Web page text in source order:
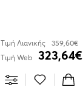
Τιμή Λιανικής
359,60€
Τιμή Web
323,64€